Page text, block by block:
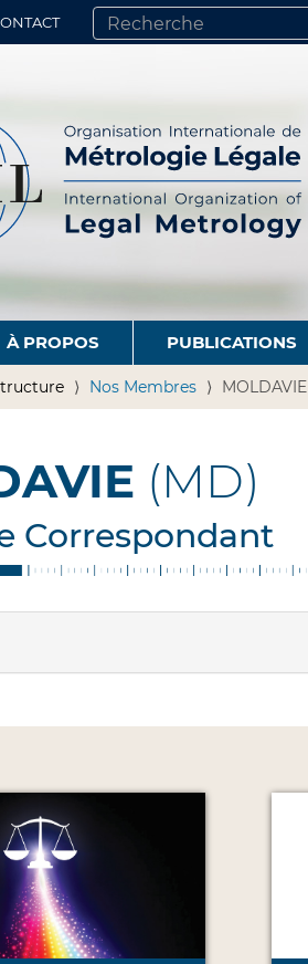
CHERCHER PAR
RECHERCHE AVANCÉE…
À PROPOS PUBLICATIONS
Nos Membres MOLDAVIE
(MD)
Correspondant